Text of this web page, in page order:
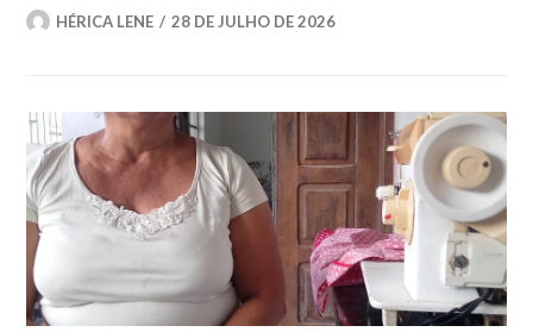
HÉRICA LENE 28 DE JULHO DE 2026